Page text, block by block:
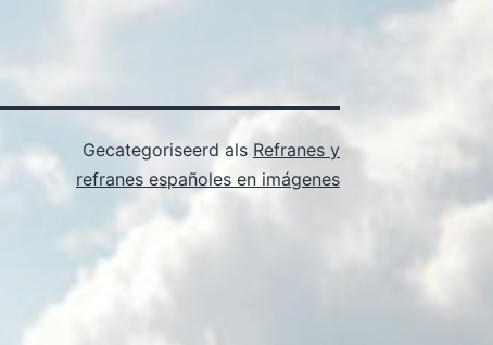
Gecategoriseerd als Refranes y
refranes españoles en imágenes